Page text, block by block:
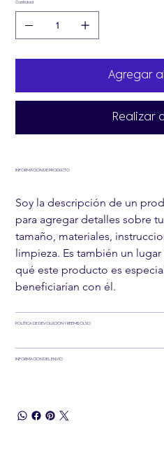
Cantidad
Agregar
Realizar
INFORMACIÓN DE PRODUCTO
Soy la descripción de un
para agregar detalles sobre
tamaño, materiales,
limpieza. Es también un
qué este producto es
beneficiarían con él.
POLÍTICA DE DEVOLUCIÓN Y REEMBOLSO
INFORMACIÓN DEL ENVÍO